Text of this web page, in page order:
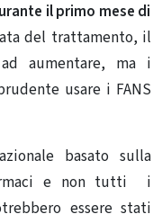
il primo mese di
del trattamento, il
aumentare, ma i
usare i FANS
basato sulla
e non tutti i
essere stati